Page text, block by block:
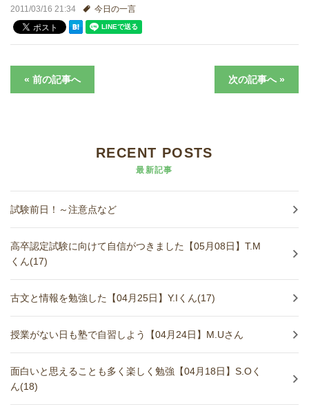
2011/03/16 21:34 今日の一言
« 前の記事へ 次の記事へ »
RECENT POSTS
最新記事
試験前日！～注意点など
高卒認定試験に向けて自信がつきました【05月08日】T.M
くん(17)
古文と情報を勉強した【04月25日】Y.Iくん(17)
授業がない日も塾で自習しよう【04月24日】M.Uさん
面白いと思えることも多く楽しく勉強【04月18日】S.Oく
ん(18)